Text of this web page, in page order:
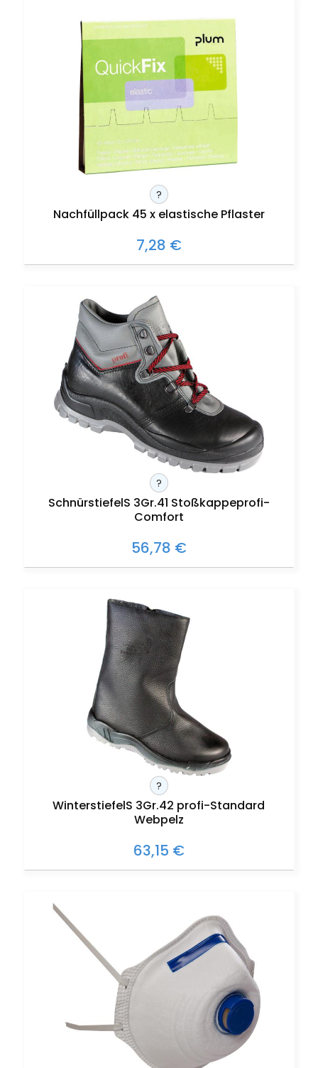
?
Nachfüllpack 45 x elastische Pflaster
7,28 €
?
SchnürstiefelS 3Gr.41 Stoßkappeprofi-
Comfort
56,78 €
?
WinterstiefelS 3Gr.42 profi-Standard
Webpelz
63,15 €